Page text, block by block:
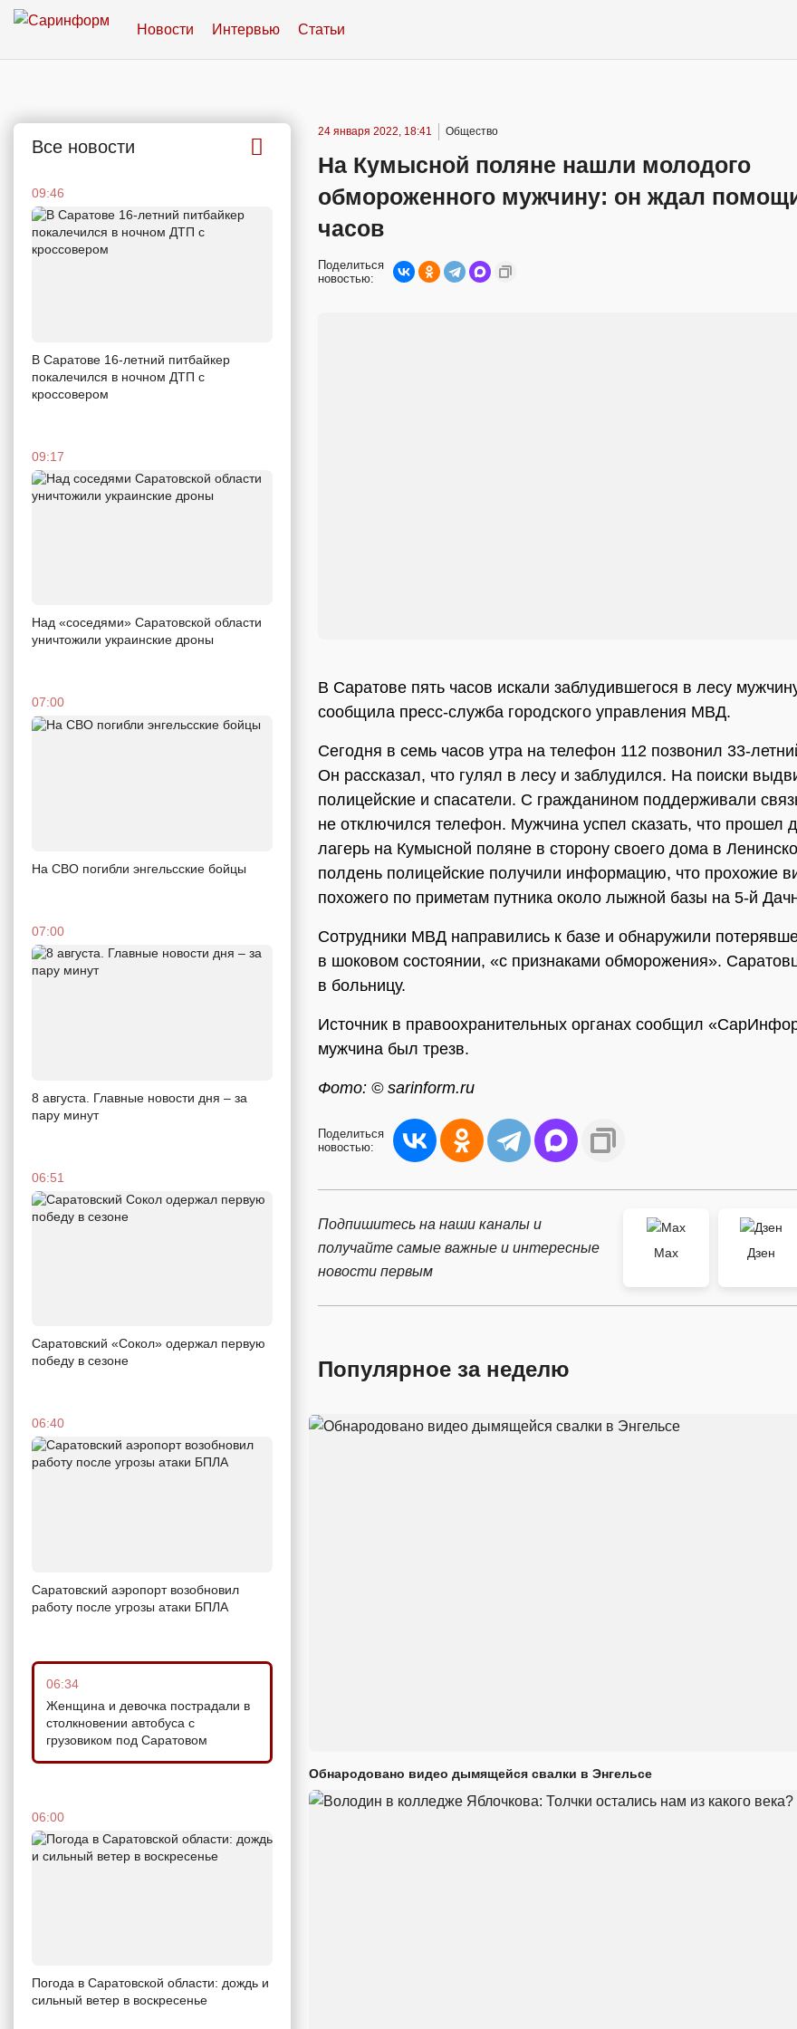
Новости Интервью Статьи
Все новости
09:46
В Саратове 16-летний питбайкер
покалечился в ночном ДТП с
кроссовером
09:17
Над «соседями» Саратовской области
уничтожили украинские дроны
07:00
На СВО погибли энгельсские бойцы
07:00
8 августа. Главные новости дня – за
пару минут
06:51
Саратовский «Сокол» одержал первую
победу в сезоне
06:40
Саратовский аэропорт возобновил
работу после угрозы атаки БПЛА
06:34
Женщина и девочка пострадали в
столкновении автобуса с
грузовиком под Саратовом
06:00
Погода в Саратовской области: дождь и
сильный ветер в воскресенье
24 января 2022, 18:41 Общество
На Кумысной поляне нашли молодого
обмороженного мужчину: он ждал
часов
Поделиться
новостью:
В Саратове пять часов искали заблудившегося в лесу
сообщила пресс-служба городского управления МВД.
Сегодня в семь часов утра на телефон 112 позвонил 33-
Он рассказал, что гулял в лесу и заблудился. На поиски
полицейские и спасатели. С гражданином поддерживали
не отключился телефон. Мужчина успел сказать, что прошел
лагерь на Кумысной поляне в сторону своего дома в
полдень полицейские получили информацию, что прохожие
похожего по приметам путника около лыжной базы на 5-й
Сотрудники МВД направились к базе и обнаружили
в шоковом состоянии, «с признаками обморожения».
в больницу.
Источник в правоохранительных органах сообщил
мужчина был трезв.
Фото: © sarinform.ru
Поделиться
новостью:
Подпишитесь на наши каналы и
получайте самые важные и интересные
новости первым
Max
Дзен
Популярное за неделю
Обнародовано видео дымящейся свалки в Энгельсе